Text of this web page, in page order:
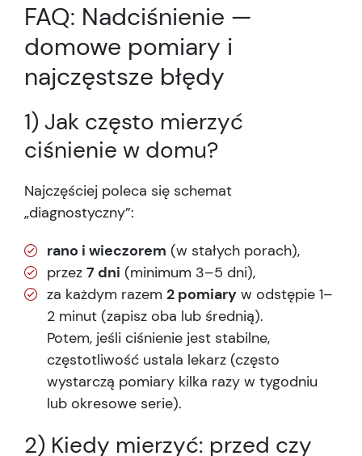
FAQ: Nadciśnienie —
domowe pomiary i
najczęstsze błędy
1) Jak często mierzyć
ciśnienie w domu?
Najczęściej poleca się schemat
„diagnostyczny”:
rano i wieczorem (w stałych porach),
przez 7 dni (minimum 3–5 dni),
za każdym razem 2 pomiary w odstępie 1–
2 minut (zapisz oba lub średnią).
Potem, jeśli ciśnienie jest stabilne,
częstotliwość ustala lekarz (często
wystarczą pomiary kilka razy w tygodniu
lub okresowe serie).
2) Kiedy mierzyć: przed czy